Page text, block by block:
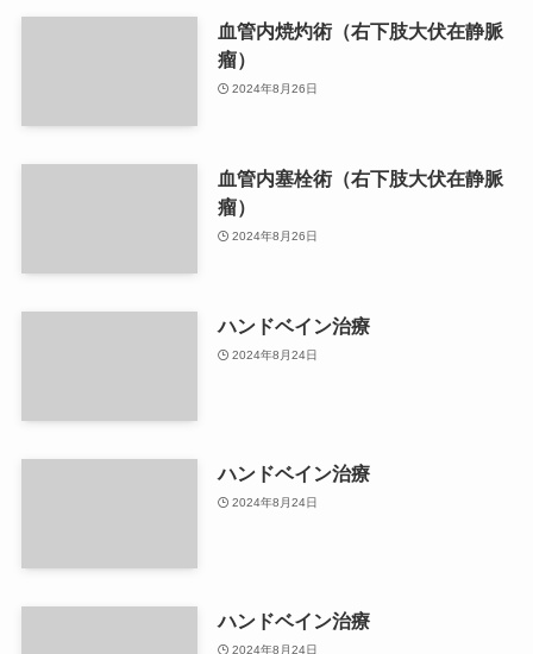
血管内焼灼術（右下肢大伏在静脈
瘤）
2024年8月26日
血管内塞栓術（右下肢大伏在静脈
瘤）
2024年8月26日
ハンドベイン治療
2024年8月24日
ハンドベイン治療
2024年8月24日
ハンドベイン治療
2024年8月24日